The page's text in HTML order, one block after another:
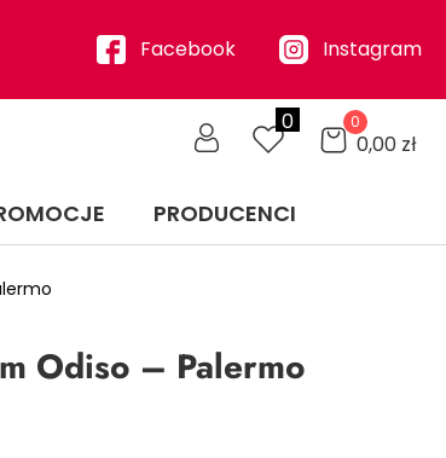
Facebook Instagram
0 0
0,00 zł
PRODUCENCI
Odiso – Palermo